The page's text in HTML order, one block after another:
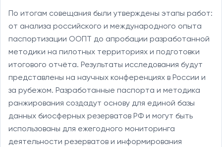
По итогам совещания были утверждены этапы работ:
от анализа российского и международного опыта
паспортизации ООПТ до апробации разработанной
методики на пилотных территориях и подготовки
итогового отчёта. Результаты исследования будут
представлены на научных конференциях в России и
за рубежом. Разработанные паспорта и методика
ранжирования создадут основу для единой базы
данных биосферных резерватов РФ и могут быть
использованы для ежегодного мониторинга
деятельности резерватов и информирования